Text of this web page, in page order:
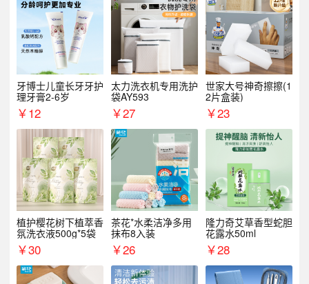
牙博士儿童长牙牙护
理牙膏2-6岁
￥12
太力洗衣机专用洗护
袋AY593
￥27
世家大号神奇擦擦(1
2片盒装)
￥23
植护樱花树下植萃香
氛洗衣液500g*5袋
￥30
茶花*水柔洁净多用
抹布8入装
￥26
隆力奇艾草香型蛇胆
花露水50ml
￥28